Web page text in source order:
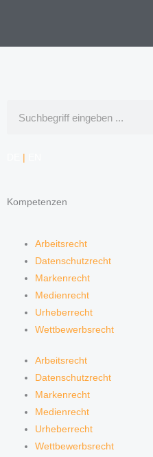
Kompetenzen
Arbeitsrecht
Datenschutzrecht
Markenrecht
Medienrecht
Urheberrecht
Wettbewerbsrecht
Arbeitsrecht
Datenschutzrecht
Markenrecht
Medienrecht
Urheberrecht
Wettbewerbsrecht